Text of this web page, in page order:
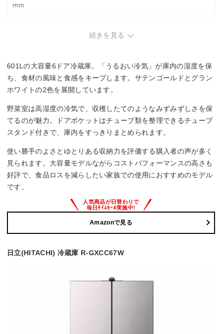
mm
スマホ連携
ー
チルド室
野菜の鮮度保持
新鮮摘みたて野菜室
続きを見る
601Lの大容量6ドア冷蔵庫。「うるおい冷気」が庫内の湿度を保
ち、食材の風味と食感をキープします。サテンゴールドとグラン
ホワイトの2色を展開しています。
野菜室は高湿度の冷気で、収穫したてのようなみずみずしさを保
てるのが魅力。ドアポケットはチューブ類を整理できるチューブ
スタンド付きで、庫内をすっきりまとめられます。
使い勝手のよさとゆとりある収納力を評価する購入者の声が多く
見られます。大容量モデルながらコストパフォーマンスの高さも
好評で、食品ロスを減らしたい家族での使用におすすめのモデル
です。
Amazonで見る
日立(HITACHI) 冷蔵庫 R-GXCC67W